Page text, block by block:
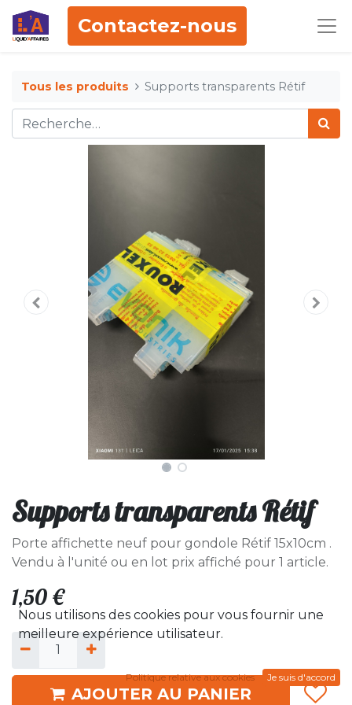
Contactez-nous
Tous les produits Supports transparents Rétif
Supports transparents Rétif
Porte affichette neuf pour gondole Rétif 15x10cm .
Vendu à l'unité ou en lot prix affiché pour 1 article.
1,50 €
AJOUTER AU PANIER
Nous utilisons des cookies pour vous fournir une
meilleure expérience utilisateur.
Politique relative aux cookies Je suis d'accord